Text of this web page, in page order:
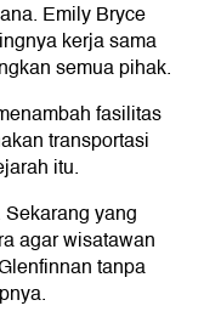
Emily Bryce
kerja sama
semua pihak.
fasilitas
transportasi
itu.
yang
agar wisatawan
tanpa